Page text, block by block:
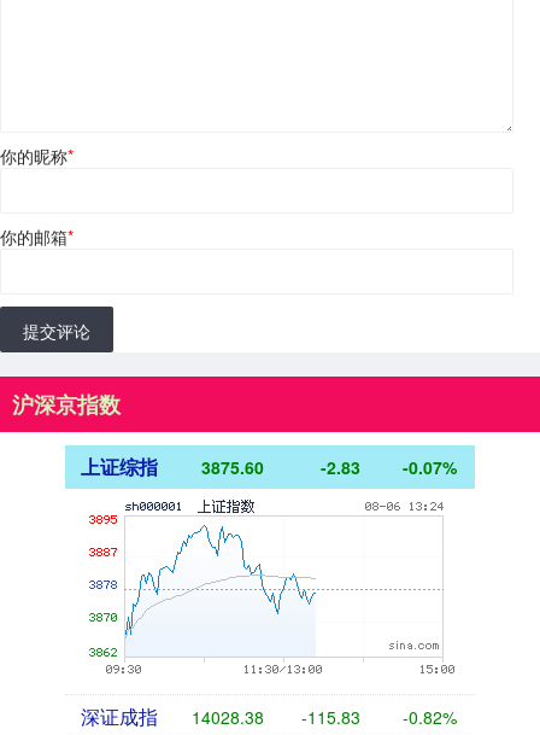
你的昵称*
你的邮箱*
提交评论
沪深京指数
上证综指 3875.60 -2.83 -0.07%
深证成指 14028.38 -115.83 -0.82%